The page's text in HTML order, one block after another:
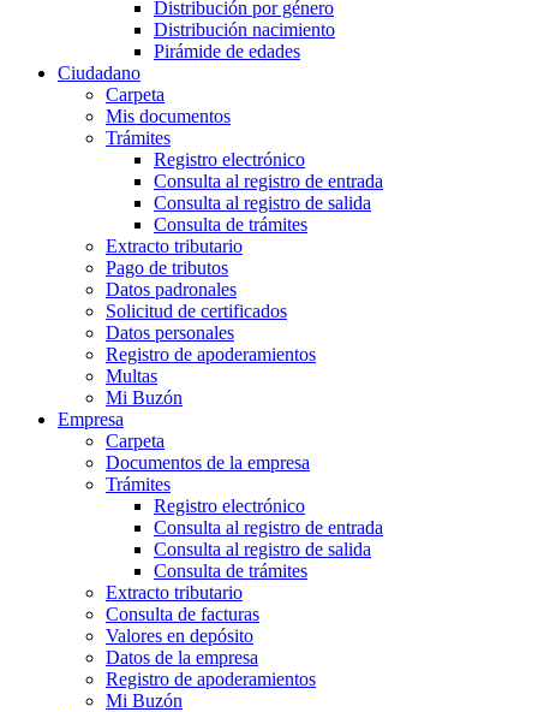
Distribución por género
Distribución nacimiento
Pirámide de edades
Ciudadano
Carpeta
Mis documentos
Trámites
Registro electrónico
Consulta al registro de entrada
Consulta al registro de salida
Consulta de trámites
Extracto tributario
Pago de tributos
Datos padronales
Solicitud de certificados
Datos personales
Registro de apoderamientos
Multas
Mi Buzón
Empresa
Carpeta
Documentos de la empresa
Trámites
Registro electrónico
Consulta al registro de entrada
Consulta al registro de salida
Consulta de trámites
Extracto tributario
Consulta de facturas
Valores en depósito
Datos de la empresa
Registro de apoderamientos
Mi Buzón